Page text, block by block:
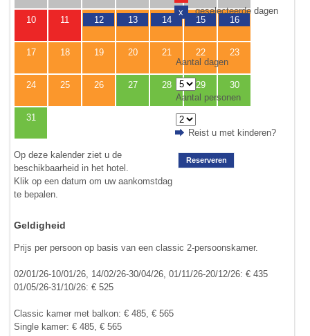
10 11 12 13 14 15 16
17 18 19 20 21 22 23
24 25 26 27 28 29 30
31
Op deze kalender ziet u de
beschikbaarheid in het hotel.
Klik op een datum om uw aankomstdag
te bepalen.
x
geselecteerde dagen
Aantal dagen
Aantal personen
Reist u met kinderen?
Reserveren
Geldigheid
Prijs per persoon op basis van een classic 2-persoonskamer.
02/01/26-10/01/26, 14/02/26-30/04/26, 01/11/26-20/12/26: € 435
01/05/26-31/10/26: € 525
Classic kamer met balkon: € 485, € 565
Single kamer: € 485, € 565